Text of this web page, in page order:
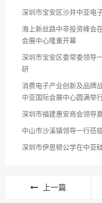
深圳市宝安区沙井中亚电
海上新丝路中非投资峰会
会展中心隆重开幕
深圳市宝安区委常委领导
研
消费电子产业创新及品牌
中亚国际会展中心圆满举
深圳市福建惠安商会领导
中山市沙溪镇领导一行莅
深圳市伊思顿公学在中亚
上一篇